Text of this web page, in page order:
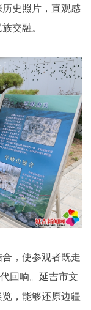
史照片，直观感
交融。
，使参观者既走
回响。延吉市文
，能够还原边疆